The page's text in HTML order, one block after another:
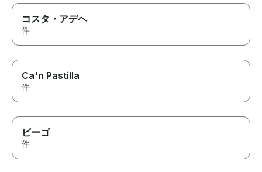
コスタ・アデヘ
件
Ca'n Pastilla
件
ビーゴ
件